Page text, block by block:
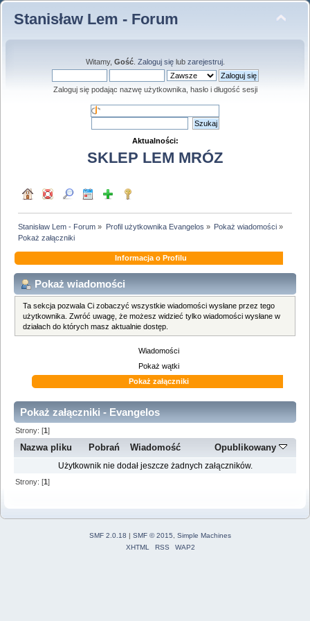
Stanisław Lem - Forum
Witamy, Gość. Zaloguj sięlub zarejestruj.
Zaloguj się podając nazwę użytkownika, hasło i długość sesji
Aktualności:
SKLEP LEM MRÓZ
Stanisław Lem - Forum » Profil użytkownika Evangelos » Pokaż wiadomości»
Pokaż załączniki
Informacja o Profilu
Pokaż wiadomości
Ta sekcja pozwala Ci zobaczyć wszystkie wiadomości wysłane przez tego
użytkownika. Zwróć uwagę, że możesz widzieć tylko wiadomości wysłane w
działach do których masz aktualnie dostęp.
Wiadomości
Pokaż wątki
Pokaż załączniki
Pokaż załączniki - Evangelos
Strony: [1]
Nazwa pliku Pobrań Wiadomość Opublikowany
Użytkownik nie dodał jeszcze żadnych załączników.
Strony: [1]
SMF 2.0.18 | SMF © 2015
Simple Machines
XHTML
RSS WAP2